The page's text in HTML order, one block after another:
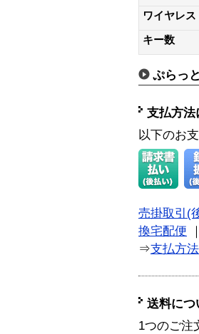
ワイヤレス
キー数
ぷらっ
支払方法
以下のお
売掛取引(
換宅配便 ｜
⇒支払方
送料につ
1つのご注